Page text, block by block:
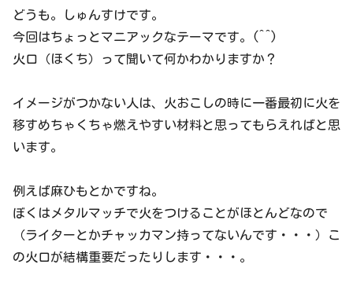
どうも。しゅんすけです。
今回はちょっとマニアックなテーマです。(^^)
火口（ほくち）って聞いて何かわかりますか？
イメージがつかない人は、火おこしの時に一番最初に火を
移すめちゃくちゃ燃えやすい材料と思ってもらえればと思
います。
例えば麻ひもとかですね。
ぼくはメタルマッチで火をつけることがほとんどなので
（ライターとかチャッカマン持ってないんです・・・）こ
の火口が結構重要だったりします・・・。